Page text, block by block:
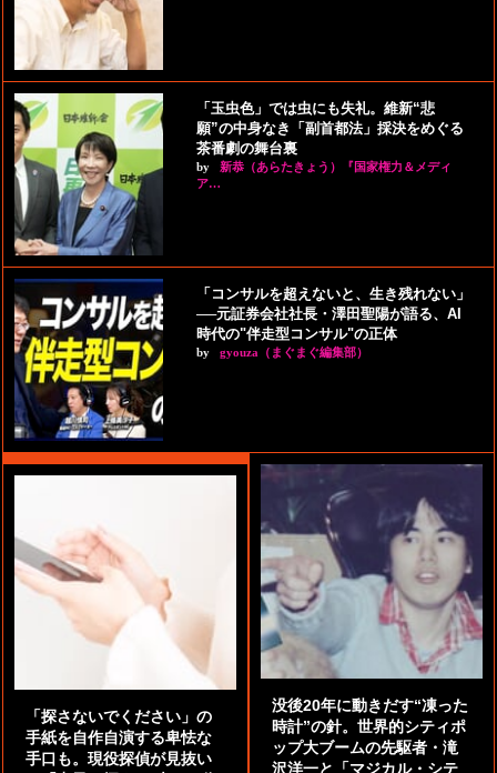
「玉虫色」では虫にも失礼。維新“悲
願”の中身なき「副首都法」採決をめぐる
茶番劇の舞台裏
by
新恭（あらたきょう）『国家権力＆メディ
ア…
「コンサルを超えないと、生き残れない」
──元証券会社社長・澤田聖陽が語る、AI
時代の"伴走型コンサル"の正体
by gyouza（まぐまぐ編集部）
「探さないでください」の
手紙を自作自演する卑怯な
手口も。現役探偵が見抜い
没後20年に動きだす“凍った
時計”の針。世界的シティポ
ップ大ブームの先駆者・滝
沢洋一と「マジカル・シテ